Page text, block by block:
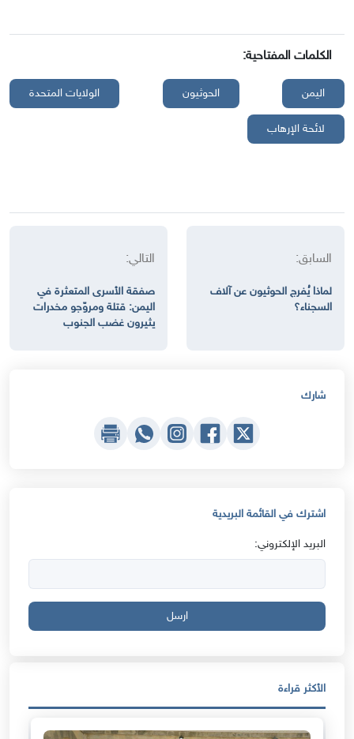
الكلمات المفتاحية:
اليمن الحوثيون الولايات المتحدة
لائحة الإرهاب
السابق:
لماذا يُفرج الحوثيون عن آلاف
السجناء؟
التالي:
صفقة الأسرى المتعثرة في
اليمن: قتلة ومروّجو مخدرات
يثيرون غضب الجنوب
شارك
اشترك في القائمة البريدية
البريد الإلكتروني:
ارسل
الأكثر قراءة